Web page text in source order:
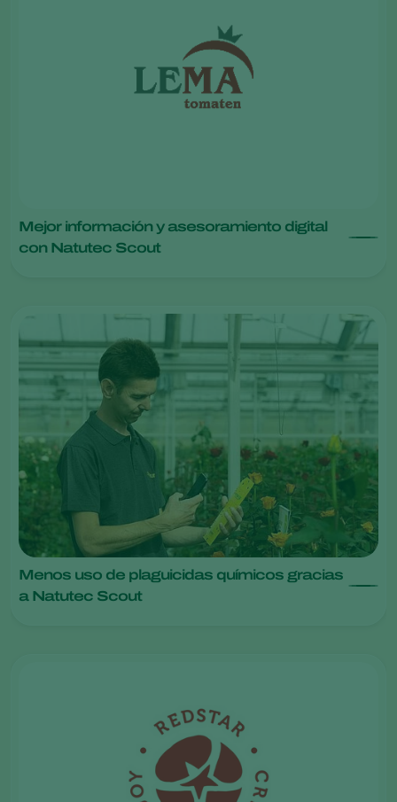
Mejor información y asesoramiento digital
con Natutec Scout
Menos uso de plaguicidas químicos gracias
a Natutec Scout